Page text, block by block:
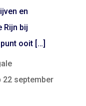
en
Rijn bij
ooit […]
22 september